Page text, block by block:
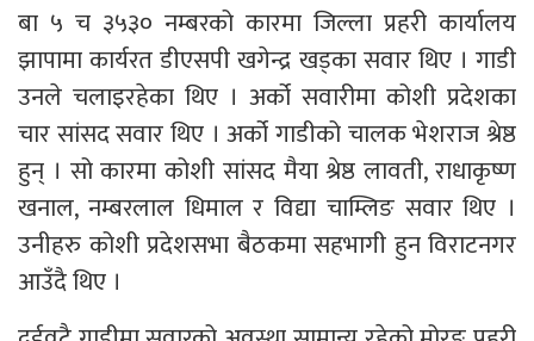
बा ५ च ३५३० नम्बरको कारमा जिल्ला प्रहरी कार्यालय
झापामा कार्यरत डीएसपी खगेन्द्र खड्का सवार थिए । गाडी
उनले चलाइरहेका थिए । अर्को सवारीमा कोशी प्रदेशका
चार सांसद सवार थिए । अर्को गाडीको चालक भेशराज श्रेष्ठ
हुन् । सो कारमा कोशी सांसद मैया श्रेष्ठ लावती, राधाकृष्ण
खनाल, नम्बरलाल धिमाल र विद्या चाम्लिङ सवार थिए ।
उनीहरु कोशी प्रदेशसभा बैठकमा सहभागी हुन विराटनगर
आउँदै थिए ।